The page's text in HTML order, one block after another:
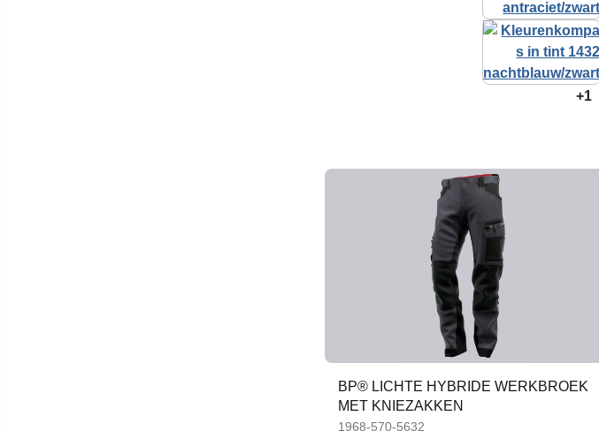
+1
BP® LICHTE HYBRIDE WERKBROEK
MET KNIEZAKKEN
1968-570-5632